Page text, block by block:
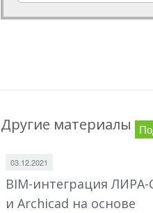
Другие материалы
03.12.2021
BIM-интеграция
и Archicad на основе